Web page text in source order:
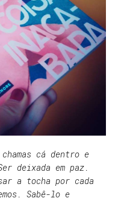
cá dentro e
deixada em paz.
a tocha por cada
Sabê-lo e